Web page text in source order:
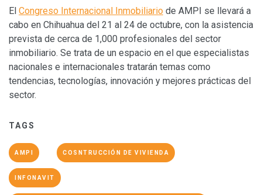
El Congreso Internacional Inmobiliario de AMPI se llevará a
cabo en Chihuahua del 21 al 24 de octubre, con la asistencia
prevista de cerca de 1,000 profesionales del sector
inmobiliario. Se trata de un espacio en el que especialistas
nacionales e internacionales tratarán temas como
tendencias, tecnologías, innovación y mejores prácticas del
sector.
TAGS
AMPI COSNTRUCCIÓN DE VIVIENDA
INFONAVIT